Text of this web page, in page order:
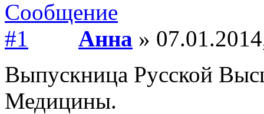
Анна »
Выпускница Русской
Медицины.